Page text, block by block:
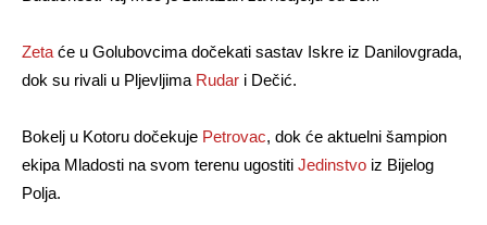
Zeta će u Golubovcima dočekati sastav Iskre iz Danilovgrada,
dok su rivali u Pljevljima Rudar i Dečić.
Bokelj u Kotoru dočekuje Petrovac, dok će aktuelni šampion
ekipa Mladosti na svom terenu ugostiti Jedinstvo iz Bijelog
Polja.